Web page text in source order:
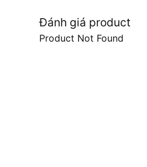
Đánh giá product
Product Not Found